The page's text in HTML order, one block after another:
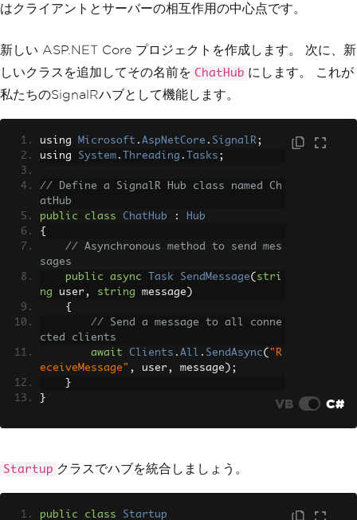
はクライアントとサーバーの相互作用の中心点です。
新しい ASP.NET Core プロジェクトを作成します。 次に、新
しいクラスを追加してその名前を ChatHub にします。 これが
私たちのSignalRハブとして機能します。
using Microsoft . AspNetCore . SignalR;
using System . Threading . Tasks ;
// Define a SignalR Hub class named Ch
atHub
public
class ChatHub :
Hub
{
// Asynchronous method to send mes
sages
public
async Task SendMessage( stri
ng user , string message )
{
// Send a message to all conne
cted clients
await
Clients . All . SendAsync( "R
eceiveMessage" , user , message );
}
}
VB C#
Startup クラスでハブを統合しましょう。
public class
Startup